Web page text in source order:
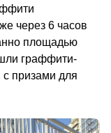
через 6 часов
площадью
граффити-
призами для